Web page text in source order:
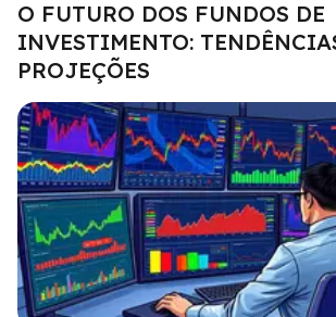
O FUTURO DOS FUNDOS DE
INVESTIMENTO:
PROJEÇÕES